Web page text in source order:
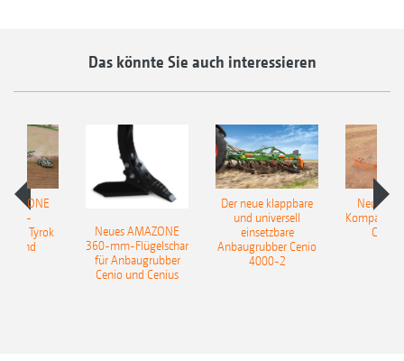
Das könnte Sie auch interessieren
Tyrok
Neues AMAZONE
360-mm-Flügelschar
für Anbaugrubber
Cenio und Cenius
Der neue klappbare
und universell
einsetzbare
Anbaugrubber Cenio
4000-2
Neue